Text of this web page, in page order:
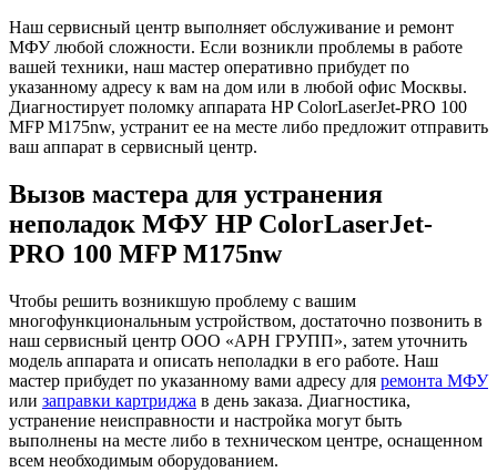
Наш сервисный центр выполняет обслуживание и ремонт
МФУ любой сложности. Если возникли проблемы в работе
вашей техники, наш мастер оперативно прибудет по
указанному адресу к вам на дом или в любой офис Москвы.
Диагностирует поломку аппарата HP ColorLaserJet-PRO 100
MFP M175nw, устранит ее на месте либо предложит отправить
ваш аппарат в сервисный центр.
Вызов мастера для устранения
неполадок МФУ HP ColorLaserJet-
PRO 100 MFP M175nw
Чтобы решить возникшую проблему с вашим
многофункциональным устройством, достаточно позвонить в
наш сервисный центр ООО «АРН ГРУПП», затем уточнить
модель аппарата и описать неполадки в его работе. Наш
мастер прибудет по указанному вами адресу для ремонта МФУ
или заправки картриджа в день заказа. Диагностика,
устранение неисправности и настройка могут быть
выполнены на месте либо в техническом центре, оснащенном
всем необходимым оборудованием.